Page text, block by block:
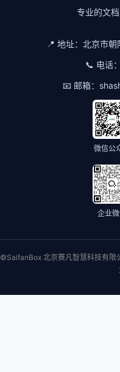
专业的文
📍 地址： 北京市朝
📞 电话：
📧 邮箱：
微信公
企业
©SaifanBox 北京赛凡智慧科技有限